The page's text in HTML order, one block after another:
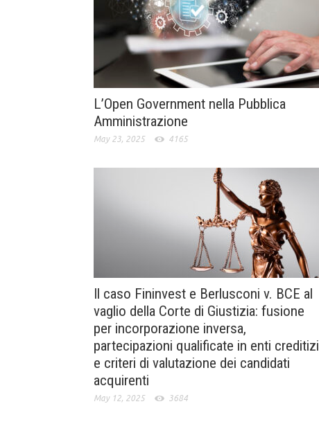
L’Open Government nella Pubblica
Amministrazione
May 23, 2025 4165
Il caso Fininvest e Berlusconi v. BCE al
vaglio della Corte di Giustizia: fusione
per incorporazione inversa,
partecipazioni qualificate in enti creditizi
e criteri di valutazione dei candidati
acquirenti
May 12, 2025 3684